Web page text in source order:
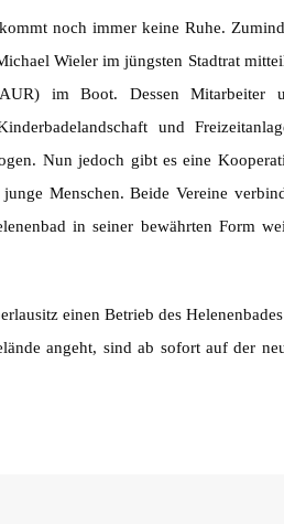
noch immer keine Ruhe.
Wieler im jüngsten Stadtrat
im Boot. Dessen Mitarbeiter
und
Nun jedoch gibt es eine
Menschen. Beide Vereine
in seiner bewährten Form
einen Betrieb des
angeht, sind ab sofort auf der